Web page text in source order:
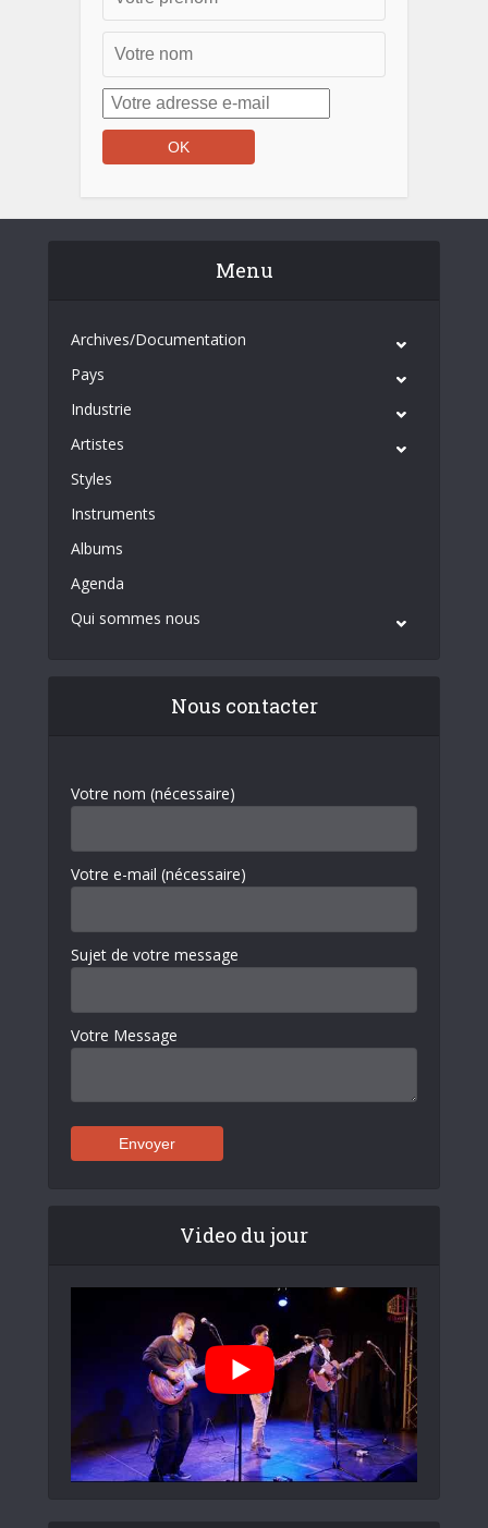
Menu
Archives/Documentation
Pays
Industrie
Artistes
Styles
Instruments
Albums
Agenda
Qui sommes nous
Nous contacter
Votre nom (nécessaire)
Votre e-mail (nécessaire)
Sujet de votre message
Votre Message
Video du jour